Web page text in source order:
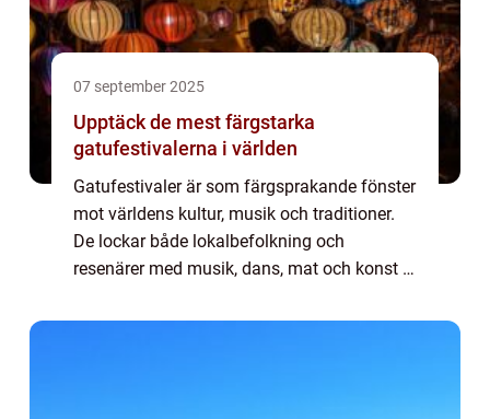
07 september 2025
Upptäck de mest färgstarka
gatufestivalerna i världen
Gatufestivaler är som färgsprakande fönster
mot världens kultur, musik och traditioner.
De lockar både lokalbefolkning och
resenärer med musik, dans, mat och konst i